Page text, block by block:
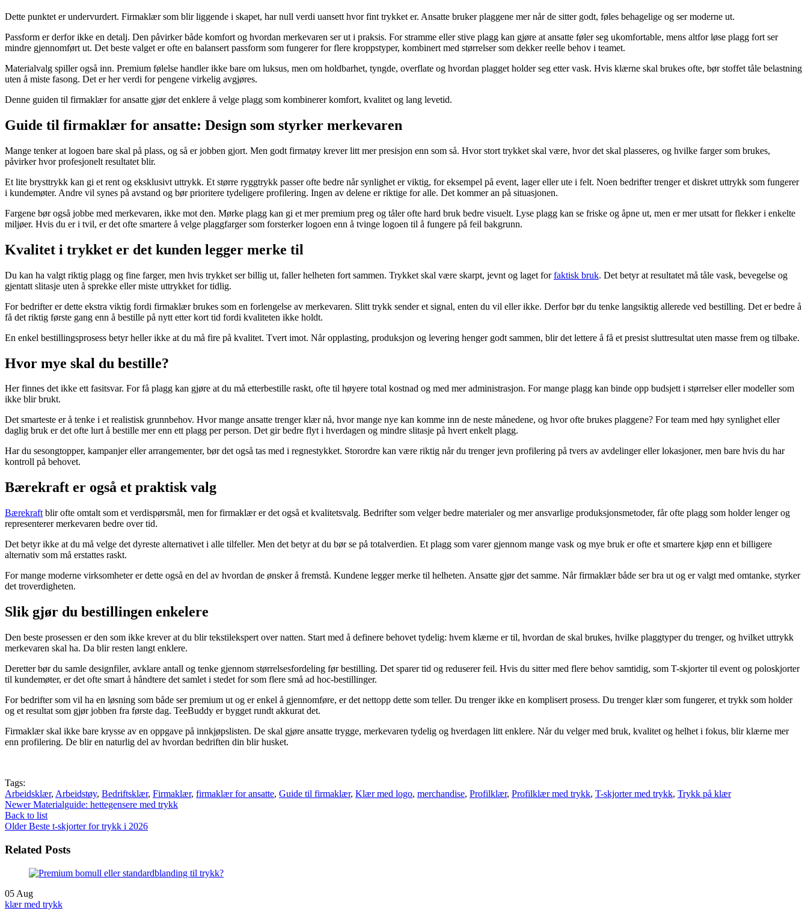
Dette punktet er undervurdert. Firmaklær som blir liggende i skapet, har null verdi uansett hvor fint trykket er. Ansatte bruker plaggene mer når de sitter godt, føles behagelige og ser moderne ut.
Passform er derfor ikke en detalj. Den påvirker både komfort og hvordan merkevaren ser ut i praksis. For stramme eller stive plagg kan gjøre at ansatte føler seg ukomfortable, mens altfor løse plagg fort ser
mindre gjennomført ut. Det beste valget er ofte en balansert passform som fungerer for flere kroppstyper, kombinert med størrelser som dekker reelle behov i teamet.
Materialvalg spiller også inn. Premium følelse handler ikke bare om luksus, men om holdbarhet, tyngde, overflate og hvordan plagget holder seg etter vask. Hvis klærne skal brukes ofte, bør stoffet tåle belastning
uten å miste fasong. Det er her verdi for pengene virkelig avgjøres.
Denne guiden til firmaklær for ansatte gjør det enklere å velge plagg som kombinerer komfort, kvalitet og lang levetid.
Guide til firmaklær for ansatte: Design som styrker merkevaren
Mange tenker at logoen bare skal på plass, og så er jobben gjort. Men godt firmatøy krever litt mer presisjon enn som så. Hvor stort trykket skal være, hvor det skal plasseres, og hvilke farger som brukes,
påvirker hvor profesjonelt resultatet blir.
Et lite brysttrykk kan gi et rent og eksklusivt uttrykk. Et større ryggtrykk passer ofte bedre når synlighet er viktig, for eksempel på event, lager eller ute i felt. Noen bedrifter trenger et diskret uttrykk som fungerer
i kundemøter. Andre vil synes på avstand og bør prioritere tydeligere profilering. Ingen av delene er riktige for alle. Det kommer an på situasjonen.
Fargene bør også jobbe med merkevaren, ikke mot den. Mørke plagg kan gi et mer premium preg og tåler ofte hard bruk bedre visuelt. Lyse plagg kan se friske og åpne ut, men er mer utsatt for flekker i enkelte
miljøer. Hvis du er i tvil, er det ofte smartere å velge plaggfarger som forsterker logoen enn å tvinge logoen til å fungere på feil bakgrunn.
Kvalitet i trykket er det kunden legger merke til
Du kan ha valgt riktig plagg og fine farger, men hvis trykket ser billig ut, faller helheten fort sammen. Trykket skal være skarpt, jevnt og laget forfaktisk bruk. Det betyr at resultatet må tåle vask, bevegelse og
gjentatt slitasje uten å sprekke eller miste uttrykket for tidlig.
For bedrifter er dette ekstra viktig fordi firmaklær brukes som en forlengelse av merkevaren. Slitt trykk sender et signal, enten du vil eller ikke. Derfor bør du tenke langsiktig allerede ved bestilling. Det er bedre å
få det riktig første gang enn å bestille på nytt etter kort tid fordi kvaliteten ikke holdt.
En enkel bestillingsprosess betyr heller ikke at du må fire på kvalitet. Tvert imot. Når opplasting, produksjon og levering henger godt sammen, blir det lettere å få et presist sluttresultat uten masse frem og tilbake.
Hvor mye skal du bestille?
Her finnes det ikke ett fasitsvar. For få plagg kan gjøre at du må etterbestille raskt, ofte til høyere total kostnad og med mer administrasjon. For mange plagg kan binde opp budsjett i størrelser eller modeller som
ikke blir brukt.
Det smarteste er å tenke i et realistisk grunnbehov. Hvor mange ansatte trenger klær nå, hvor mange nye kan komme inn de neste månedene, og hvor ofte brukes plaggene? For team med høy synlighet eller
daglig bruk er det ofte lurt å bestille mer enn ett plagg per person. Det gir bedre flyt i hverdagen og mindre slitasje på hvert enkelt plagg.
Har du sesongtopper, kampanjer eller arrangementer, bør det også tas med i regnestykket. Storordre kan være riktig når du trenger jevn profilering på tvers av avdelinger eller lokasjoner, men bare hvis du har
kontroll på behovet.
Bærekraft er også et praktisk valg
Bærekraft blir ofte omtalt som et verdispørsmål, men for firmaklær er det også et kvalitetsvalg. Bedrifter som velger bedre materialer og mer ansvarlige produksjonsmetoder, får ofte plagg som holder lenger og
representerer merkevaren bedre over tid.
Det betyr ikke at du må velge det dyreste alternativet i alle tilfeller. Men det betyr at du bør se på totalverdien. Et plagg som varer gjennom mange vask og mye bruk er ofte et smartere kjøp enn et billigere
alternativ som må erstattes raskt.
For mange moderne virksomheter er dette også en del av hvordan de ønsker å fremstå. Kundene legger merke til helheten. Ansatte gjør det samme. Når firmaklær både ser bra ut og er valgt med omtanke, styrker
det troverdigheten.
Slik gjør du bestillingen enkelere
Den beste prosessen er den som ikke krever at du blir tekstilekspert over natten. Start med å definere behovet tydelig: hvem klærne er til, hvordan de skal brukes, hvilke plaggtyper du trenger, og hvilket uttrykk
merkevaren skal ha. Da blir resten langt enklere.
Deretter bør du samle designfiler, avklare antall og tenke gjennom størrelsesfordeling før bestilling. Det sparer tid og reduserer feil. Hvis du sitter med flere behov samtidig, som T-skjorter til event og poloskjorter
til kundemøter, er det ofte smart å håndtere det samlet i stedet for som flere små ad hoc-bestillinger.
For bedrifter som vil ha en løsning som både ser premium ut og er enkel å gjennomføre, er det nettopp dette som teller. Du trenger ikke en komplisert prosess. Du trenger klær som fungerer, et trykk som holder
og et resultat som gjør jobben fra første dag. TeeBuddy er bygget rundt akkurat det.
Firmaklær skal ikke bare krysse av en oppgave på innkjøpslisten. De skal gjøre ansatte trygge, merkevaren tydelig og hverdagen litt enklere. Når du velger med bruk, kvalitet og helhet i fokus, blir klærne mer
enn profilering. De blir en naturlig del av hvordan bedriften din blir husket.
Tags:
Arbeidsklær, Arbeidstøy, Bedriftsklær, Firmaklær, firmaklær for ansatte, Guide til firmaklær, Klær med logo, merchandise, Profilklær, Profilklær med trykk, T-skjorter med trykk, Trykk på klær
Newer Materialguide: hettegensere med trykk
Back to list
Older Beste t-skjorter for trykk i 2026
Related Posts
05 Aug
klær med trykk